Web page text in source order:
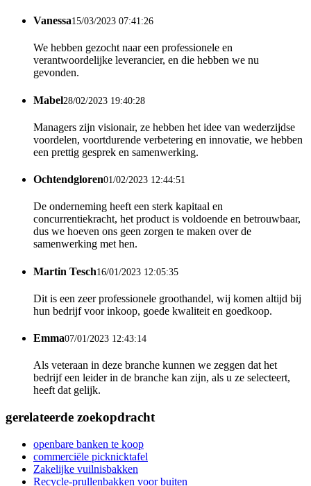
Vanessa15/03/2023 07:41:26
We hebben gezocht naar een professionele en
verantwoordelijke leverancier, en die hebben we nu
gevonden.
Mabel28/02/2023 19:40:28
Managers zijn visionair, ze hebben het idee van wederzijdse
voordelen, voortdurende verbetering en innovatie, we hebben
een prettig gesprek en samenwerking.
Ochtendgloren01/02/2023 12:44:51
De onderneming heeft een sterk kapitaal en
concurrentiekracht, het product is voldoende en betrouwbaar,
dus we hoeven ons geen zorgen te maken over de
samenwerking met hen.
Martin Tesch16/01/2023 12:05:35
Dit is een zeer professionele groothandel, wij komen altijd bij
hun bedrijf voor inkoop, goede kwaliteit en goedkoop.
Emma07/01/2023 12:43:14
Als veteraan in deze branche kunnen we zeggen dat het
bedrijf een leider in de branche kan zijn, als u ze selecteert,
heeft dat gelijk.
gerelateerde zoekopdracht
openbare banken te koop
commerciële picknicktafel
Zakelijke vuilnisbakken
Recycle-prullenbakken voor buiten